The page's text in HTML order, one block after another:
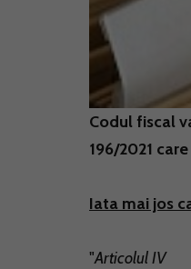
Codul fiscal
196/2021
Iata mai jos
"Articolul IV